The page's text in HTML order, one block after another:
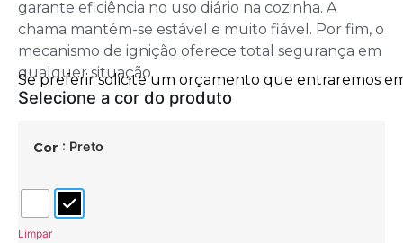
garante eficiência no uso diário na cozinha. A
chama mantém-se estável e muito fiável. Por fim, o
mecanismo de ignição oferece total segurança em
qualquer situação.
Cor : Preto
Limpar